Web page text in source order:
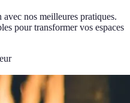
nos meilleures pratiques.
pour transformer vos espaces